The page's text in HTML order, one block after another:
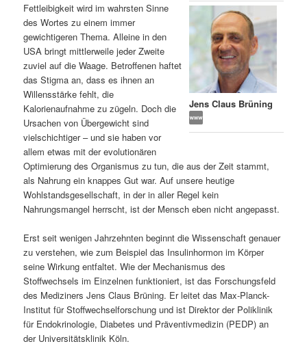
a
l
t
s
p
r
n
g
e
n
n
h
a
l
t
s
r
i
n
g
Jens Claus Brüning
Fettleibigkeit wird im wahrsten Sinne
des Wortes zu einem immer
gewichtigeren Thema. Alleine in den
USA bringt mittlerweile jeder Zweite
zuviel auf die Waage. Betroffenen haftet
das Stigma an, dass es ihnen an
Willensstärke fehlt, die
Kalorienaufnahme zu zügeln. Doch die
Ursachen von Übergewicht sind
vielschichtiger – und sie haben vor
allem etwas mit der evolutionären
Optimierung des Organismus zu tun, die aus der Zeit stammt,
als Nahrung ein knappes Gut war. Auf unsere heutige
Wohlstandsgesellschaft, in der in aller Regel kein
Nahrungsmangel herrscht, ist der Mensch eben nicht angepasst.
Erst seit wenigen Jahrzehnten beginnt die Wissenschaft genauer
zu verstehen, wie zum Beispiel das Insulinhormon im Körper
seine Wirkung entfaltet. Wie der Mechanismus des
Stoffwechsels im Einzelnen funktioniert, ist das Forschungsfeld
des Mediziners Jens Claus Brüning. Er leitet das Max-Planck-
Institut für Stoffwechselforschung und ist Direktor der Poliklinik
für Endokrinologie, Diabetes und Präventivmedizin (PEDP) an
der Universitätsklinik Köln.